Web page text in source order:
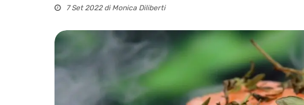
7 Set 2022 di Monica Diliberti